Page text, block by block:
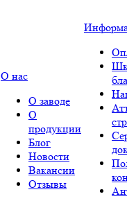
О нас
О заводе
О
продукции
Блог
Новости
Вакансии
Отзывы